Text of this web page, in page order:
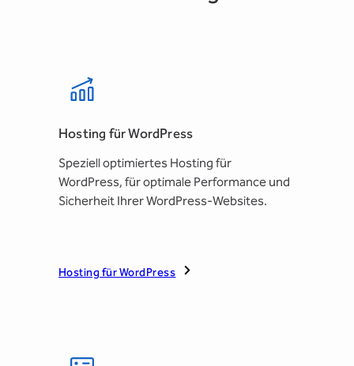
Hosting für WordPress
Speziell optimiertes Hosting für
WordPress, für optimale Performance und
Sicherheit Ihrer WordPress-Websites.
Hosting für WordPress